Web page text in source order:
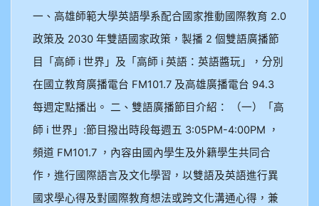
一、高雄師範大學英語學系配合國家推動國際教育 2.0
政策及 2030 年雙語國家政策，製播 2 個雙語廣播節
目「高師 i 世界」及「高師 i 英語：英語醬玩」，分別
在國立教育廣播電台 FM101.7 及高雄廣播電台 94.3
每週定點播出。 二、雙語廣播節目介紹： （一）「高
師 i 世界」:節目撥出時段每週五 3:05PM-4:00PM ，
頻道 FM101.7 ，內容由國內學生及外籍學生共同合
作，進行國際語言及文化學習，以雙語及英語進行異
國求學心得及對國際教育想法或跨文化溝通心得，兼